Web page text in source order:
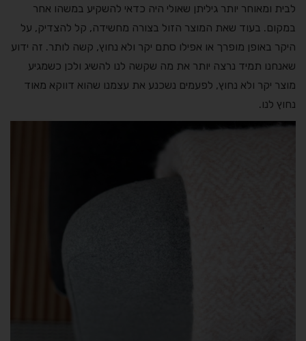
לבית ומאוחר יותר גיליתן שאולי היה כדאי להשקיע במשהו אחר
במקום. בעוד שאת המוצר הזול בצורה מחשידה, קל להצדיק, על
היקר באופן מופרך או אפילו סתם יקר ולא נחוץ, קשה לותר. זה ידוע
שאנחנו תמיד נרצה יותר את מה שקשה לנו להשיג ולכן כשמגיע
מוצר יקר ולא נחוץ, לפעמים נשכנע את עצמנו שהוא דווקא מאוד
נחוץ לנו.